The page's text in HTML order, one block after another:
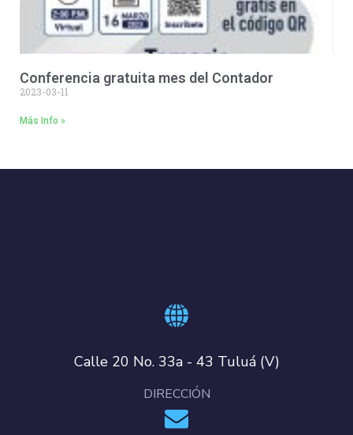
Conferencia gratuita mes del Contador
2023-03-11
Más Info »
Calle 20 No. 33a - 43 Tuluá (V)
DIRECCIÓN